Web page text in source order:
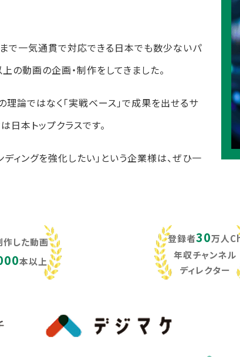
で一気通貫で対応できる日本でも数少ないパ
動画の企画・制作をしてきました。
論ではなく「実戦ベース」で成果を出せるサ
日本トップクラスです。
ィングを強化したい」という企業様は、ぜひ一
作した動画
本以上
登録者30万人
年収チャンネル
ディレクター